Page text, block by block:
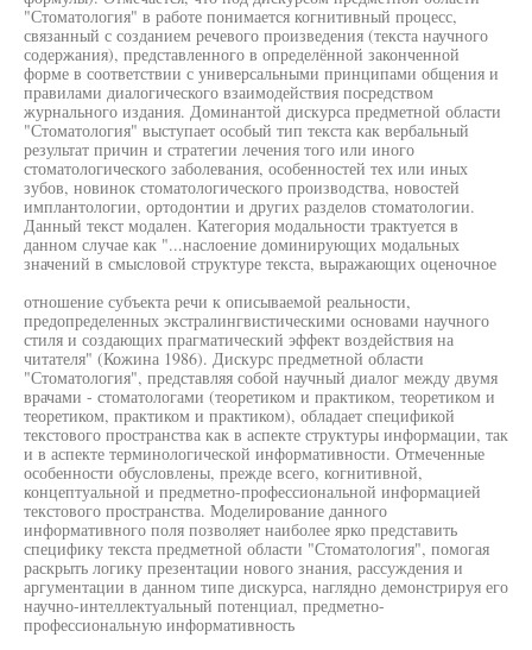
"Стоматология" в работе понимается когнитивный процесс,
связанный с созданием речевого произведения (текста научного
содержания), представленного в определённой законченной
форме в соответствии с универсальными принципами общения и
правилами диалогического взаимодействия посредством
журнального издания. Доминантой дискурса предметной области
"Стоматология" выступает особый тип текста как вербальный
результат причин и стратегии лечения того или иного
стоматологического заболевания, особенностей тех или иных
зубов, новинок стоматологического производства, новостей
имплантологии, ортодонтии и других разделов стоматологии.
Данный текст модален. Категория модальности трактуется в
данном случае как "...наслоение доминирующих модальных
значений в смысловой структуре текста, выражающих оценочное
отношение субъекта речи к описываемой реальности,
предопределенных экстралингвистическими основами научного
стиля и создающих прагматический эффект воздействия на
читателя" (Кожина 1986). Дискурс предметной области
"Стоматология", представляя собой научный диалог между двумя
врачами - стоматологами (теоретиком и практиком, теоретиком и
теоретиком, практиком и практиком), обладает спецификой
текстового пространства как в аспекте структуры информации, так
и в аспекте терминологической информативности. Отмеченные
особенности обусловлены, прежде всего, когнитивной,
концептуальной и предметно-профессиональной информацией
текстового пространства. Моделирование данного
информативного поля позволяет наиболее ярко представить
специфику текста предметной области "Стоматология", помогая
раскрыть логику презентации нового знания, рассуждения и
аргументации в данном типе дискурса, наглядно демонстрируя его
научно-интеллектуальный потенциал, предметно-
профессиональную информативность